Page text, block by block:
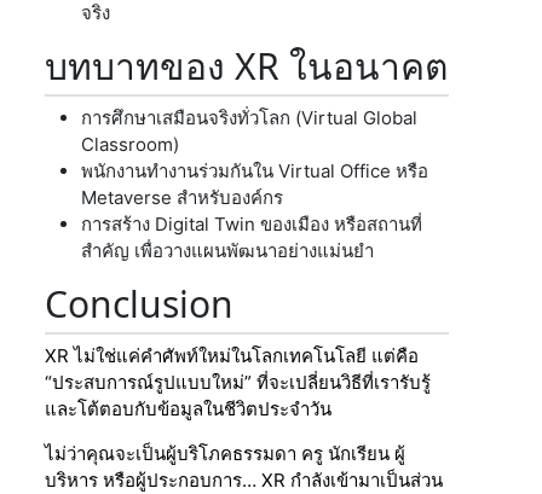
จริง
บทบาทของ XR ในอนาคต
การศึกษาเสมือนจริงทั่วโลก (Virtual Global
Classroom)
พนักงานทำงานร่วมกันใน Virtual Office หรือ
Metaverse สำหรับองค์กร
การสร้าง Digital Twin ของเมือง หรือสถานที่
สำคัญ เพื่อวางแผนพัฒนาอย่างแม่นยำ
Conclusion
XR ไม่ใช่แค่คำศัพท์ใหม่ในโลกเทคโนโลยี แต่คือ
“ประสบการณ์รูปแบบใหม่” ที่จะเปลี่ยนวิธีที่เรารับรู้
และโต้ตอบกับข้อมูลในชีวิตประจำวัน
ไม่ว่าคุณจะเป็นผู้บริโภคธรรมดา ครู นักเรียน ผู้
บริหาร หรือผู้ประกอบการ… XR กำลังเข้ามาเป็นส่วน